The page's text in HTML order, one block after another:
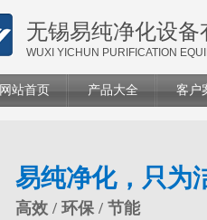
无锡易纯净化设备
WUXI YICHUN PURIFICATION
网站首页 产品大全 客户
易纯净化，只为
高效 / 环保 / 节能